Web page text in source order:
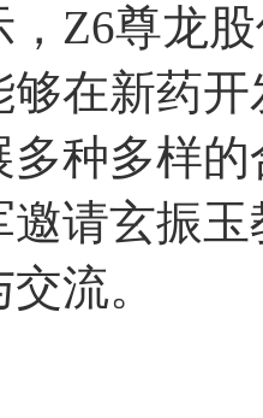
，Z6尊
能够在新
多种多样
请玄振
流。